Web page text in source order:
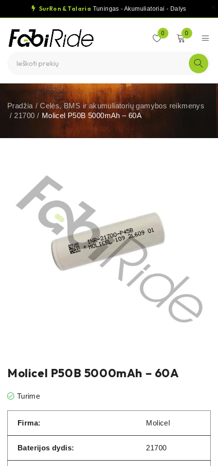
SurRon & Talaria Tuningas - Akumuliatoriai - Dalys
0 0
Pradžia / Celės, BMS ir akumuliatorių gamybos reikmenys
/ 21700 / Molicel P50B 5000mAh – 60A
Molicel P50B 5000mAh – 60A
Turime
Firma: Molicel
Baterijos dydis: 21700